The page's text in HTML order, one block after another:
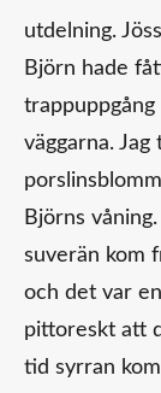
utdelning.
Björn hade
väggarna.
Björns
suverän kom
och det var
pittoreskt att
tid syrran